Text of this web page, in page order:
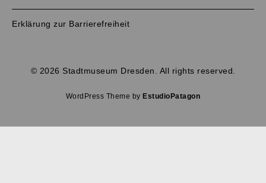
Erklärung zur Barrierefreiheit
© 2026 Stadtmuseum Dresden. All rights reserved.
WordPress Theme byEstudioPatagon